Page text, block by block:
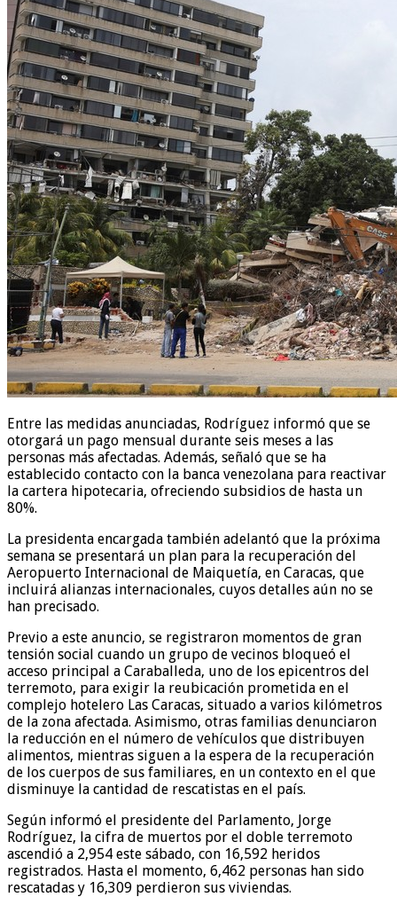
Entre las medidas anunciadas, Rodríguez informó que se
otorgará un pago mensual durante seis meses a las
personas más afectadas. Además, señaló que se ha
establecido contacto con la banca venezolana para reactivar
la cartera hipotecaria, ofreciendo subsidios de hasta un
80%.
La presidenta encargada también adelantó que la próxima
semana se presentará un plan para la recuperación del
Aeropuerto Internacional de Maiquetía, en Caracas, que
incluirá alianzas internacionales, cuyos detalles aún no se
han precisado.
Previo a este anuncio, se registraron momentos de gran
tensión social cuando un grupo de vecinos bloqueó el
acceso principal a Caraballeda, uno de los epicentros del
terremoto, para exigir la reubicación prometida en el
complejo hotelero Las Caracas, situado a varios kilómetros
de la zona afectada. Asimismo, otras familias denunciaron
la reducción en el número de vehículos que distribuyen
alimentos, mientras siguen a la espera de la recuperación
de los cuerpos de sus familiares, en un contexto en el que
disminuye la cantidad de rescatistas en el país.
Según informó el presidente del Parlamento, Jorge
Rodríguez, la cifra de muertos por el doble terremoto
ascendió a 2,954 este sábado, con 16,592 heridos
registrados. Hasta el momento, 6,462 personas han sido
rescatadas y 16,309 perdieron sus viviendas.